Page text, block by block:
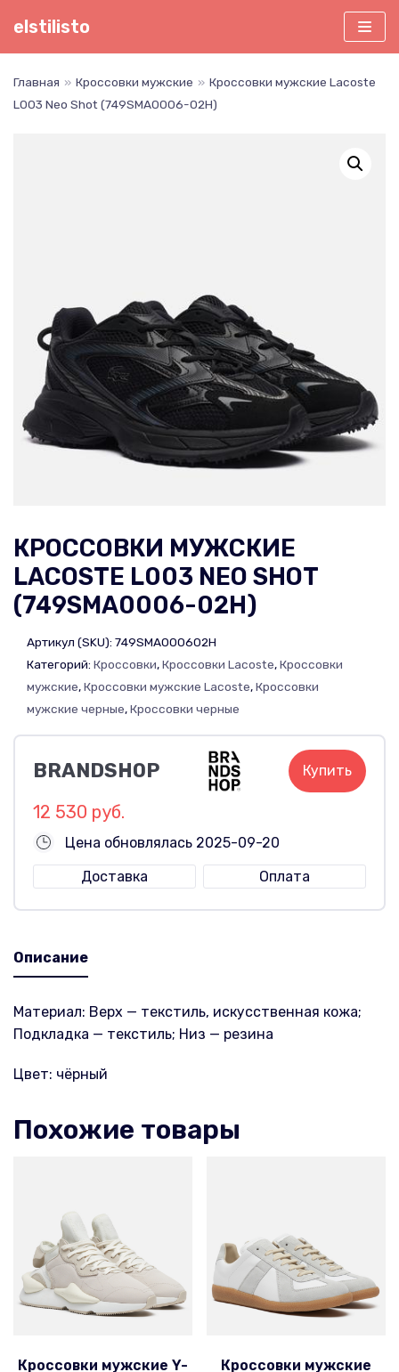
Перейти
elstilisto
Главная » Кроссовки мужские » Кроссовки мужские Lacoste
L003 Neo Shot (749SMA0006-02H)
КРОССОВКИ МУЖСКИЕ
LACOSTE L003 NEO SHOT
(749SMA0006-02H)
Артикул (SKU): 749SMA000602H
Категорий: Кроссовки,Кроссовки Lacoste,Кроссовки
мужские,Кроссовки мужские Lacoste,Кроссовки
мужские черные,Кроссовки черные
BRANDSHOP Купить
12 530 руб.
Цена обновлялась 2025-09-20
Доставка
Оплата
Описание
Материал: Верх — текстиль, искусственная кожа;
Подкладка — текстиль; Низ — резина
Цвет: чёрный
Похожие товары
Кроссовки мужские Y-
Кроссовки мужские